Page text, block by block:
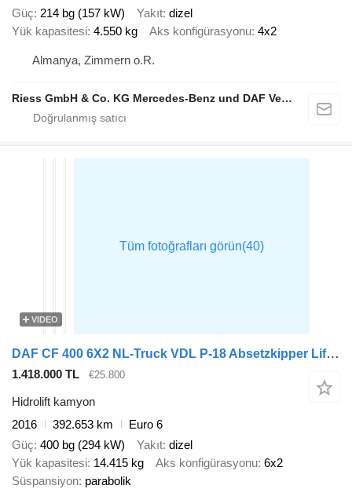
Güç 214 bg (157 kW) Yakıt dizel
Yük kapasitesi 4.550 kg Aks konfigürasyonu 4x2
Almanya, Zimmern o.R.
Riess GmbH & Co. KG Mercedes-Benz und DAF Vertragspartner
VIDEO
DAF CF 400 6X2 NL-Truck VDL P-18 Absetzkipper Lift-Asche Automatic E
1.418.000 TL €25.800
Hidrolift kamyon
2016
392.653 km
Euro 6
Güç 400 bg (294 kW) Yakıt dizel
Yük kapasitesi 14.415 kg Aks konfigürasyonu 6x2
Süspansiyon parabolik